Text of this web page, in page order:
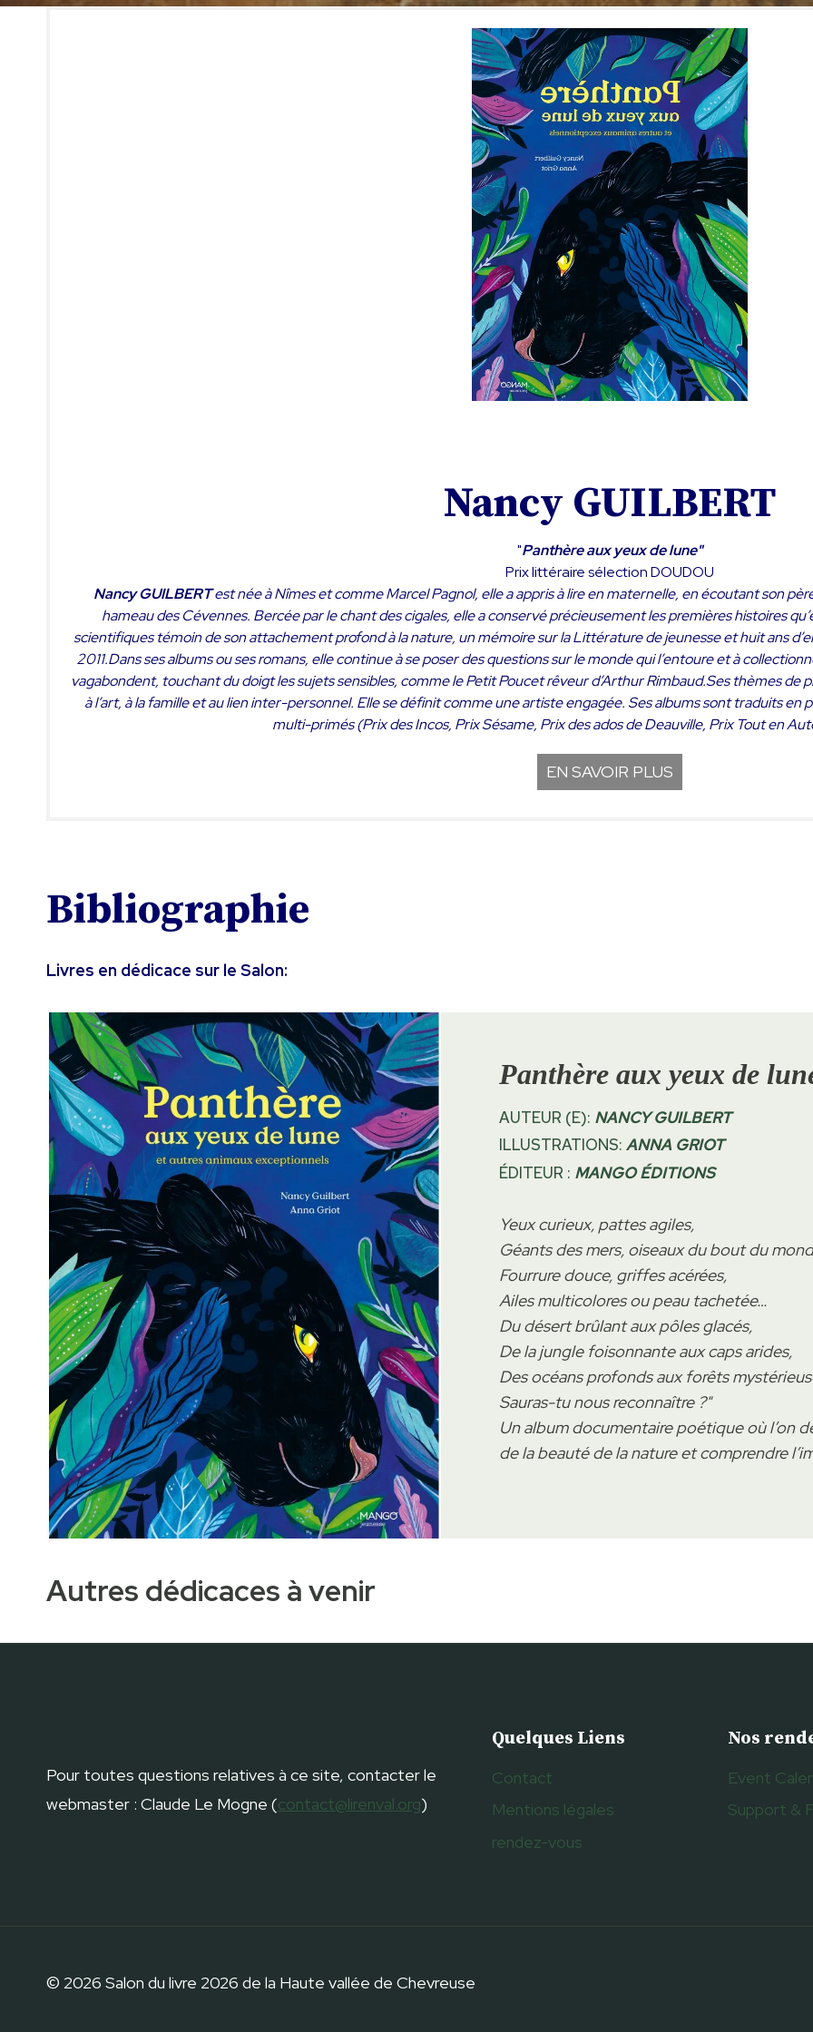
Nancy GUILBERT
"Panthère aux yeux de lune"
Prix littéraire sélection DOUDOU
Nancy GUILBERTest née à Nîmes et comme Marcel Pagnol, elle a appris à lire en maternelle, en écoutant son
hameau des Cévennes. Bercée par le chant des cigales, elle a conservé précieusement les premières histoires
scientifiques témoin de son attachement profond à la nature, un mémoire sur la Littérature de jeunesse et huit ans
2011.Dans ses albums ou ses romans, elle continue à se poser des questions sur le monde qui l’entoure et à
vagabondent, touchant du doigt les sujets sensibles, comme le Petit Poucet rêveur d’Arthur Rimbaud.Ses thèmes de
à l’art, à la famille et au lien inter-personnel. Elle se définit comme une artiste engagée. Ses albums sont traduits
multi-primés (Prix des Incos, Prix Sésame, Prix des ados de Deauville, Prix Tout en
EN SAVOIR PLUS
Bibliographie
Livres en dédicace sur le Salon:
Panthère aux yeux de
AUTEUR (E): NANCY GUILBERT
ILLUSTRATIONS:ANNA GRIOT
ÉDITEUR : MANGO ÉDITIONS
Yeux curieux, pattes agiles,
Géants des mers, oiseaux du bout du
Fourrure douce, griffes acérées,
Ailes multicolores ou peau tachetée…
Du désert brûlant aux pôles glacés,
De la jungle foisonnante aux caps arides,
Des océans profonds aux forêts
Sauras-tu nous reconnaître ?"
Un album documentaire poétique où l’on
de la beauté de la nature et comprendre
Autres dédicaces à venir
Pour toutes questions relatives à ce site, contacter le
webmaster : Claude Le Mogne (contact@lirenval.org)
Quelques Liens
Contact
Mentions légales
rendez-vous
Nos
Event
Support &
© 2026 Salon du livre 2026 de la Haute vallée de Chevreuse